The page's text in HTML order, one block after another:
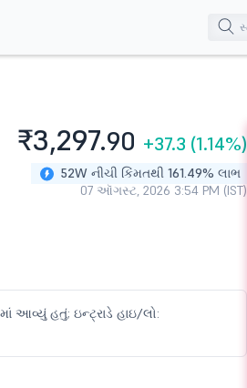
₹3,297.90 +37.3 (1.14%)
52W નીચી કિંમતથી 161.49% લાભ
07 ઑગસ્ટ, 2026 3:54 PM (IST)
આવ્યું હતું; ઇન્ટ્રાડે હાઇ/લો: